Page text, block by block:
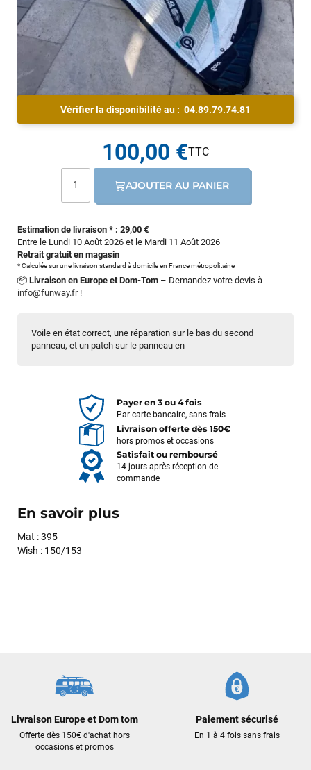
Voile en état correct, une réparation sur le bas du second
panneau, et un patch sur le panneau en
Vérifier la disponibilité au : 04.89.79.74.81
Estimation de livraison * : 29,00 €
Entre le Lundi 10 Août 2026 et le Mardi 11 Août 2026
Retrait gratuit en magasin
* Calculée sur une livraison standard à domicile en France métropolitaine
📦 Livraison en Europe et Dom-Tom – Demandez votre devis à
info@funway.fr!
100,00 €
AJOUTER AU PANIER
Payer en 3 ou 4 fois
Par carte bancaire, sans frais
Livraison offerte dès 150€
hors promos et occasions
Satisfait ou remboursé
14 jours après réception de
commande
En savoir plus
Mat : 395
Wish : 150/153
Livraison Europe et Dom tom
Offerte dès 150€ d'achat hors
occasions et promos
Paiement sécurisé
En 1 à 4 fois sans frais
plus. Niveau réactivité, c’est au top : la commande est partie
le lendemain, et j’ai bien reçu tout le matériel dans un colis
propre et soigné. Plus qu’à tester ça sur l’eau ! Je
professionnalisme et sa réactivité.